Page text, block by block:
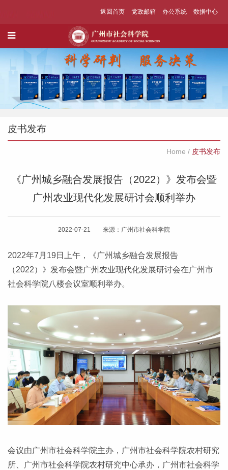
返回首页 党政邮箱 办公系统 数据中心
皮书发布
Home / 皮书发布
《广州城乡融合发展报告（2022）》发布会暨
广州农业现代化发展研讨会顺利举办
2022-07-21 来源：广州市社会科学院
2022年7月19日上午，《广州城乡融合发展报告
（2022）》发布会暨广州农业现代化发展研讨会在广州市
社会科学院八楼会议室顺利举办。
会议由广州市社会科学院主办，广州市社会科学院农村研究
所、广州市社会科学院农村研究中心承办，广州市社会科学